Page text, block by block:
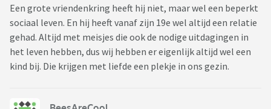
Een grote vriendenkring heeft hij niet, maar wel een beperkt
sociaal leven. En hij heeft vanaf zijn 19e wel altijd een relatie
gehad. Altijd met meisjes die ook de nodige uitdagingen in
het leven hebben, dus wij hebben er eigenlijk altijd wel een
kind bij. Die krijgen met liefde een plekje in ons gezin.